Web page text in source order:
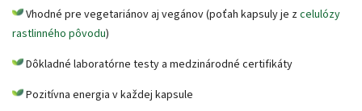
Vhodné pre vegetariánov aj vegánov (poťah kapsuly je zcelulózy
rastlinného pôvodu)
Dôkladné laboratórne testy a medzinárodné certifikáty
Pozitívna energia v každej kapsule